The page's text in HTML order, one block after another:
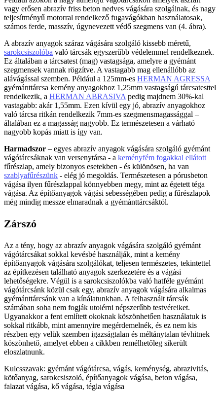
vagy erősen abrazív friss beton nedves vágására szolgálnak, és nagy
teljesítményű motorral rendelkező fugavágókban használatosak,
számos ferde, masszív, úgynevezett védő szegmens van (4. ábra).
A abrazív anyagok száraz vágására szolgáló kissebb méretű,
sarokcsiszolóba való tárcsák egyszerűbb védelemmel rendelkeznek.
Ez általában a tárcsatest (mag) vastagsága, amelyre a gyémánt
szegmensek vannak rögzítve. A vastagabb mag ellenállóbb az
alávágással szemben. Például a 125mm-es HERMAN AGRESSA
gyémánttárcsa kemény anyagokhoz 1,25mm vastagságú tárcsatesttel
rendelkezik, a HERMAN ABRASIVA pedig majdnem 30%-kal
vastagabb: akár 1,55mm. Ezen kívül egy jó, abrazív anyagokhoz
való tárcsa ritkán rendelkezik 7mm-es szegmensmagassággal –
általában ez a magasság nagyobb. Ez természetesen a várható
nagyobb kopás miatt is így van.
Harmadszor – egyes abrazív anyagok vágására szolgáló gyémánt
vágótárcsáknak van versenytársa - a keményfém fogakkal ellátott
fűrészlap, amely bizonyos esetekben - és különösen, ha van
szablyafűrészünk - elég jó megoldás. Természetesen a pórusbeton
vágása ilyen fűrészlappal könnyebben megy, mint az égetett téga
vágása. Az építőanyagok vágási sebességében pedig a fűrészlapok
még mindig messze elmaradnak a gyémánttárcsáktól.
Zárszó
Az a tény, hogy az abrazív anyagok vágására szolgáló gyémánt
vágótárcsákat sokkal kevésbé használják, mint a kemény
építőanyagok vágására szolgálókat, teljesen természetes, tekintettel
az építkezésen található anyagok szerkezetére és a vágási
lehetőségekre. Végül is a sarokcsiszolókba való hatféle gyémánt
vágótárcsánk közül csak egy, abrazív anyagok vágására alkalmas
gyémánttárcsánk van a kínálatunkban. A felhasznált tárcsák
számában soha nem fogják utolérni népszerűbb testvéreiket.
Ugyanakkor a fent említett okoknak köszönhetően használatuk is
sokkal ritkább, mint amennyire megérdemelnék, és ez nem kis
részben egy velük szemben igazságtalan és méltánytalan tévhitnek
köszönhető, amelyet ebben a cikkben remélhetőleg sikerült
eloszlatnunk.
Kulcsszavak: gyémánt vágótárcsa, vágás, keménység, abrazivitás,
kötőanyag, sarokcsiszoló, építőanyagok vágása, beton vágása,
falazat vágása, kő vágása, tégla vágása